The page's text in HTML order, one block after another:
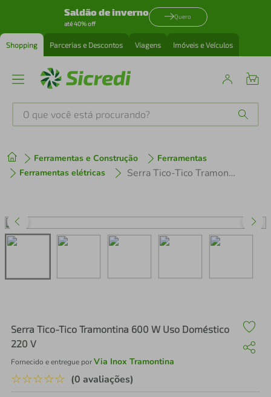
Saldão de inverno
até 40% off
Quero
Shopping Parcerias e Descontos Viagens Imóveis e Veículos
O que você está procurando?
Ferramentas e Construção
Ferramentas
Ferramentas elétricas
Serra Tico-Tico Tramontina 600 W Uso Doméstico 220 V
Serra Tico-Tico Tramontina 600 W Uso Doméstico
220 V
Fornecido e entregue porVia Inox Tramontina
☆☆☆☆☆ (0 avaliações)
1º tenis
3º perfume